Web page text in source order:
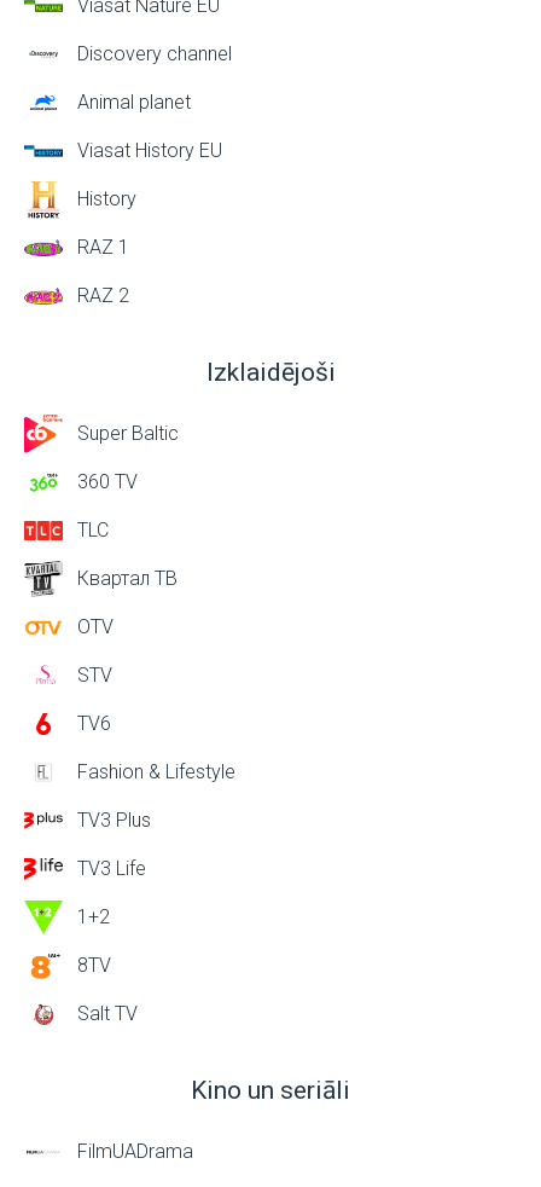
Viasat Nature EU
Discovery channel
Animal planet
Viasat History EU
History
RAZ 1
RAZ 2
Izklaidējoši
Super Baltic
360 TV
TLC
Квартал ТВ
OTV
STV
TV6
Fashion & Lifestyle
TV3 Plus
TV3 Life
1+2
8TV
Salt TV
Kino un seriāli
FilmUADrama